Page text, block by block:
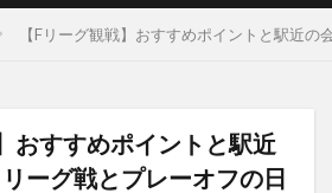
【Fリーグ観戦】おすすめポイントと駅近
おすすめポイントと駅近
ーグ戦とプレーオフの日